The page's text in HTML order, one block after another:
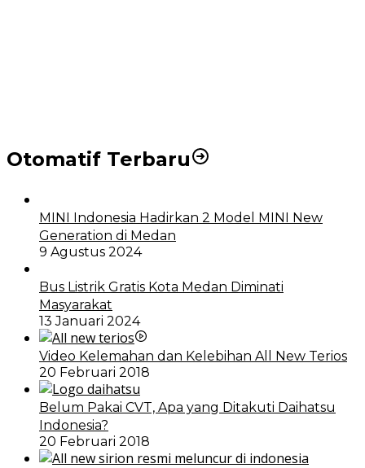
Otomatif Terbaru
MINI Indonesia Hadirkan 2 Model MINI New
Generation di Medan
9 Agustus 2024
Bus Listrik Gratis Kota Medan Diminati
Masyarakat
13 Januari 2024
Video Kelemahan dan Kelebihan All New Terios
20 Februari 2018
Belum Pakai CVT, Apa yang Ditakuti Daihatsu
Indonesia?
20 Februari 2018